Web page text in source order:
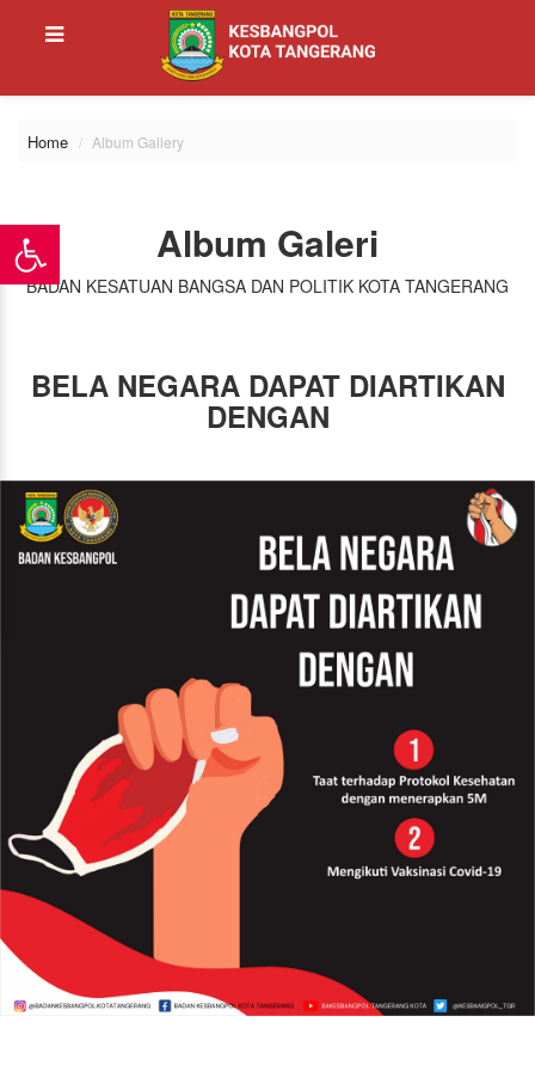
Home Album Gallery
Album Galeri
BADAN KESATUAN BANGSA DAN POLITIK KOTA TANGERANG
BELA NEGARA DAPAT DIARTIKAN
DENGAN